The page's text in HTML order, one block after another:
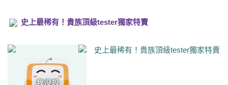
史上最稀有！貴族頂級tester獨家特賣
史上最稀有！貴族頂級tester獨家特賣